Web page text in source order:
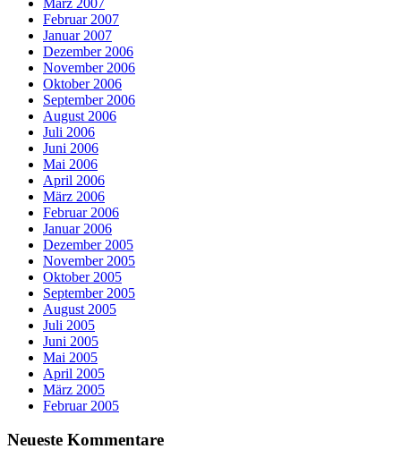
Februar 2007
Januar 2007
Dezember 2006
November 2006
Oktober 2006
September 2006
August 2006
Juli 2006
Juni 2006
Mai 2006
April 2006
März 2006
Februar 2006
Januar 2006
Dezember 2005
November 2005
Oktober 2005
September 2005
August 2005
Juli 2005
Juni 2005
Mai 2005
April 2005
März 2005
Februar 2005
Neueste Kommentare